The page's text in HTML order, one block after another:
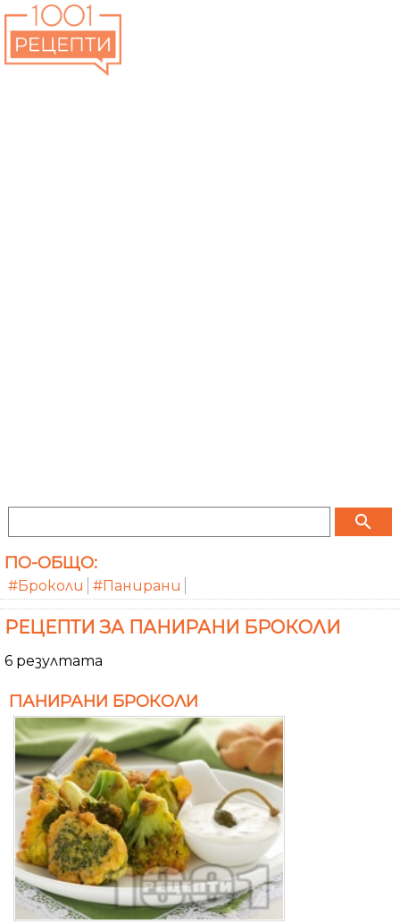
search
ПО-ОБЩО:
#Броколи #Панирани
РЕЦЕПТИ ЗА ПАНИРАНИ БРОКОЛИ
6 резултата
ПАНИРАНИ БРОКОЛИ